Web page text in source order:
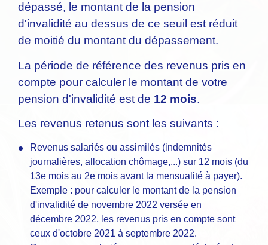
dépassé, le montant de la pension
d'invalidité au dessus de ce seuil est réduit
de moitié du montant du dépassement.
La période de référence des revenus pris en
compte pour calculer le montant de votre
pension d'invalidité est de 12 mois.
Les revenus retenus sont les suivants :
Revenus salariés ou assimilés (indemnités
journalières, allocation chômage,...) sur 12 mois (du
13e mois au 2e mois avant la mensualité à payer).
Exemple : pour calculer le montant de la pension
d'invalidité de novembre 2022 versée en
décembre 2022, les revenus pris en compte sont
ceux d'octobre 2021 à septembre 2022.